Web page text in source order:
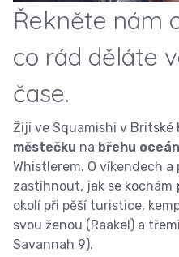
Řekněte nám
co rád děláte
čase.
Žiji ve Squamishi v Britské
městečku na břehu
Whistlerem. O víkendech
zastihnout, jak se kochám
okolí při pěší turistice,
svou ženou (Raakel) a
Savannah 9).